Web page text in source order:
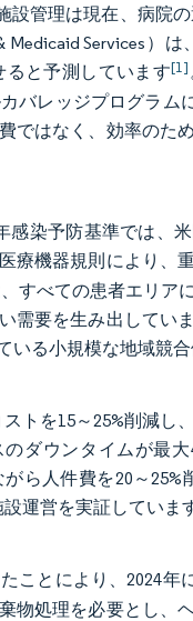
管理は現在、病院
Services）
ると予測しています[1]
バレッジプログラム
ではなく、効率のた
感染予防基準では、
療機器規則により、
すべての患者エリア
需要を生み出してい
る小規模な地域競合
トを15～25%削減し
ダウンタイムが最
人件費を20～25%
運営を実証していま
ことにより、2024年
処理を必要とし、